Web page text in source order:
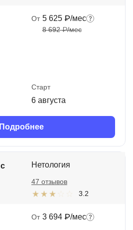
От 5 625 ₽/мес
8 692 ₽/мес
Старт
6 августа
Подробнее
Нетология
3.2
47 отзывов
От 3 694 ₽/мес